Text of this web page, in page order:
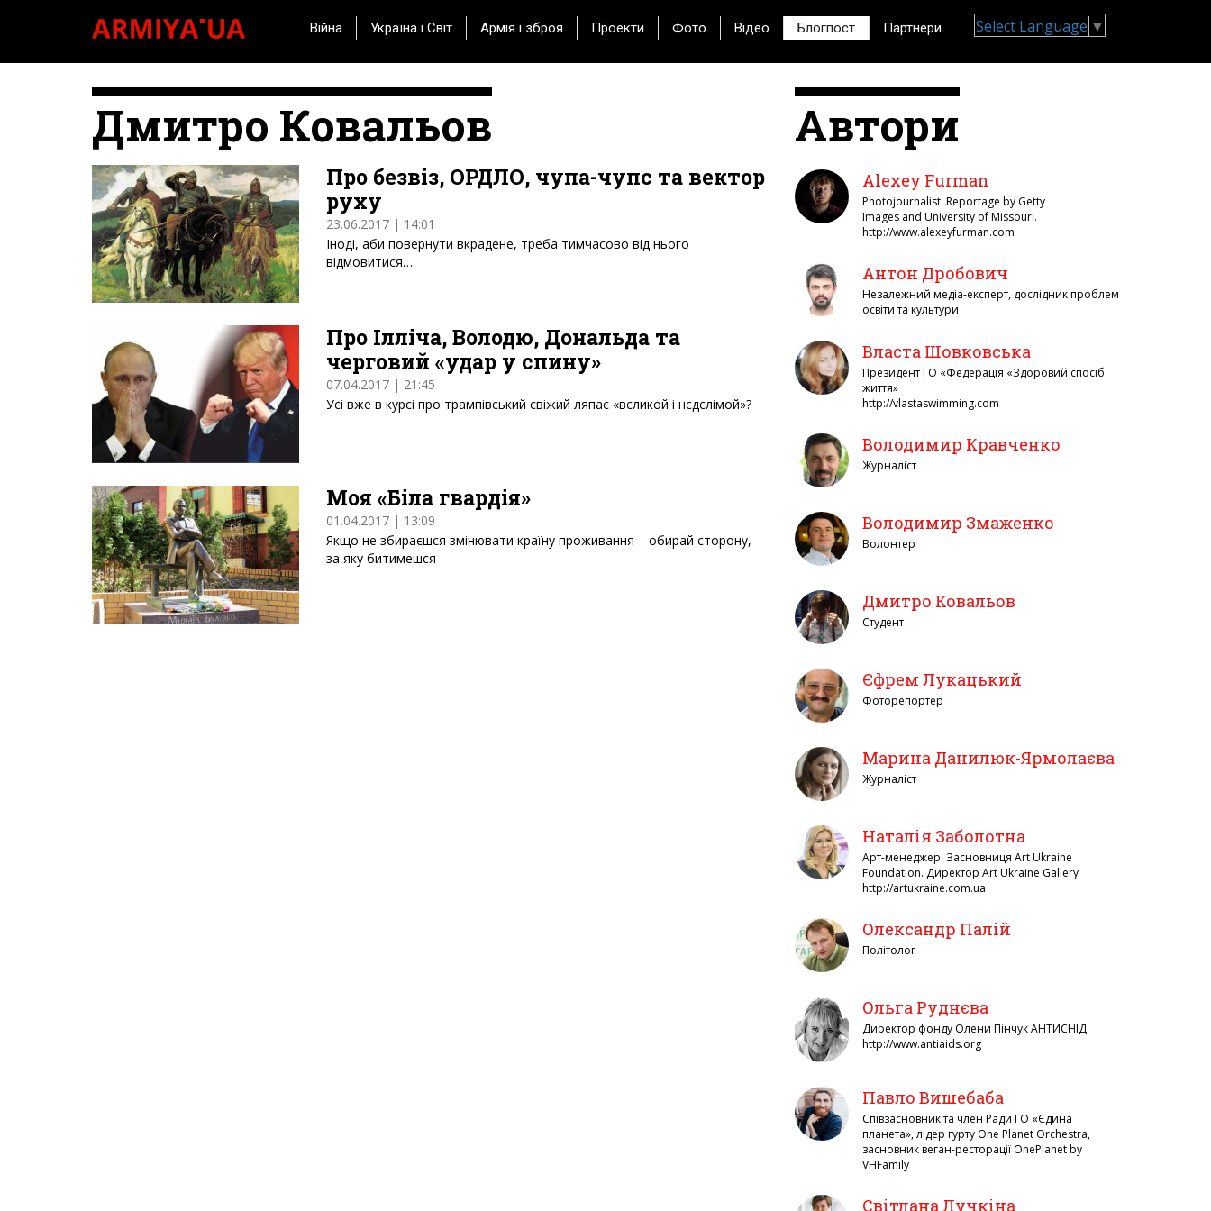
Війна Україна і Світ Армія і зброя Проекти Фото Відео Блогпост Партнери Select Language ▼
Дмитро Ковальов
Про безвіз, ОРДЛО, чупа-чупс та вектор
руху
23.06.2017 | 14:01
Іноді, аби повернути вкрадене, треба тимчасово від нього
відмовитися…
Про Ілліча, Володю, Дональда та
черговий «удар у спину»
07.04.2017 | 21:45
Усі вже в курсі про трампівський свіжий ляпас «вєликой і нєдєлімой»?
Моя «Біла гвардія»
01.04.2017 | 13:09
Якщо не збираєшся змінювати країну проживання – обирай сторону,
за яку битимешся
Автори
Alexey Furman
Photojournalist. Reportage by Getty
Images and University of Missouri.
http://www.alexeyfurman.com
Антон Дробович
Незалежний медіа-експерт, дослідник проблем
освіти та культури
Власта Шовковська
Президент ГО «Федерація «Здоровий спосіб
життя»
http://vlastaswimming.com
Володимир Кравченко
Журналіст
Володимир Змаженко
Волонтер
Дмитро Ковальов
Студент
Єфрем Лукацький
Фоторепортер
Марина Данилюк-Ярмолаєва
Журналіст
Наталія Заболотна
Арт-менеджер. Засновниця Art Ukraine
Foundation. Директор Art Ukraine Gallery
http://artukraine.com.ua
Олександр Палій
Політолог
Ольга Руднєва
Директор фонду Олени Пінчук АНТИСНІД
http://www.antiaids.org
Павло Вишебаба
Співзасновник та член Ради ГО «Єдина
планета», лідер гурту One Planet Orchestra,
засновник веган-ресторації OnePlanet by
VHFamily
Світлана Лучкіна